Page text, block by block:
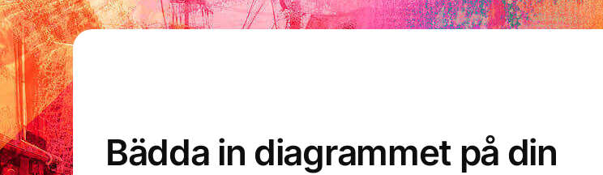
Bädda in diagrammet på din